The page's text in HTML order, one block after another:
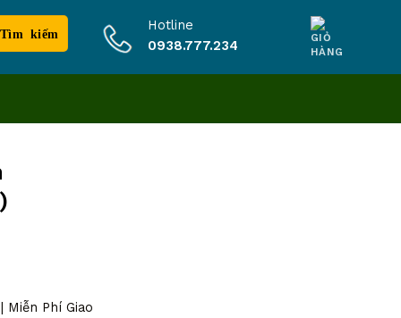
Hotline
0938.777.234
Phí Giao